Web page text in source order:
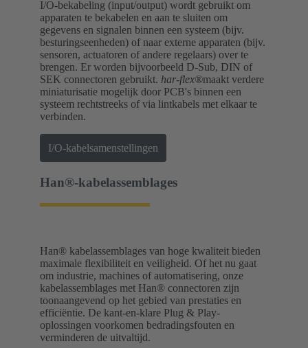
I/O-bekabeling (input/output) wordt gebruikt om
apparaten te bekabelen en aan te sluiten om
gegevens en signalen binnen een systeem (bijv.
besturingseenheden) of naar externe apparaten (bijv.
sensoren, actuatoren of andere regelaars) over te
brengen. Er worden bijvoorbeeld D-Sub, DIN of
SEK connectoren gebruikt. har-flex®maakt verdere
miniaturisatie mogelijk door PCB's binnen een
systeem rechtstreeks of via lintkabels met elkaar te
verbinden.
I/O-kabelsamenstellingen
Han®-kabelassemblages
Han® kabelassemblages van hoge kwaliteit bieden
maximale flexibiliteit en veiligheid. Of het nu gaat
om industrie, machines of automatisering, onze
kabelassemblages met Han® connectoren zijn
toonaangevend op het gebied van prestaties en
efficiëntie. De kant-en-klare Plug & Play-
oplossingen voorkomen bedradingsfouten en
verminderen de uitvaltijd.